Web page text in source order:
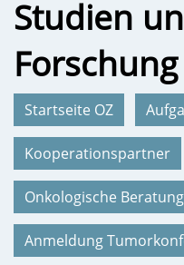
Studien
Forschung
Startseite OZ
Kooperationspartner
Onkologische Beratung
Anmeldung